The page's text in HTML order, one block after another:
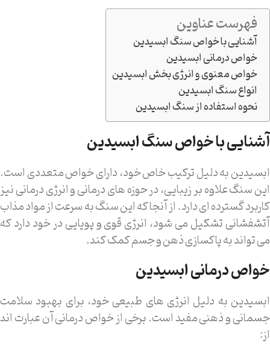
فهرست عناوین
آشنایی با خواص سنگ ابسیدین
خواص درمانی ابسیدین
خواص معنوی و انرژی بخش ابسیدین
انواع سنگ ابسیدین
نحوه استفاده از سنگ ابسیدین
آشنایی با خواص سنگ ابسیدین
ابسیدین به دلیل ترکیب خاص خود، دارای خواص متعددی است.
این سنگ علاوه بر زیبایی، در حوزه های درمانی و انرژی درمانی نیز
کاربرد گسترده ای دارد. از آنجا که این سنگ به سرعت از مواد مذاب
آتشفشانی تشکیل می شود، انرژی قوی و پویایی در خود دارد که
می تواند به پاکسازی ذهن و جسم کمک کند.
خواص درمانی ابسیدین
ابسیدین به دلیل انرژی های طبیعی خود، برای بهبود سلامت
جسمانی و ذهنی مفید است. برخی از خواص درمانی آن عبارت اند
از: